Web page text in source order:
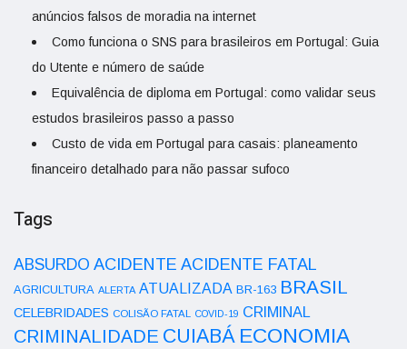
anúncios falsos de moradia na internet
Como funciona o SNS para brasileiros em Portugal: Guia
do Utente e número de saúde
Equivalência de diploma em Portugal: como validar seus
estudos brasileiros passo a passo
Custo de vida em Portugal para casais: planeamento
financeiro detalhado para não passar sufoco
Tags
ABSURDO ACIDENTE ACIDENTE FATAL
AGRICULTURA ALERTA ATUALIZADA BR-163 BRASIL
CELEBRIDADES COLISÃO FATAL COVID-19 CRIMINAL
CRIMINALIDADE CUIABÁ ECONOMIA